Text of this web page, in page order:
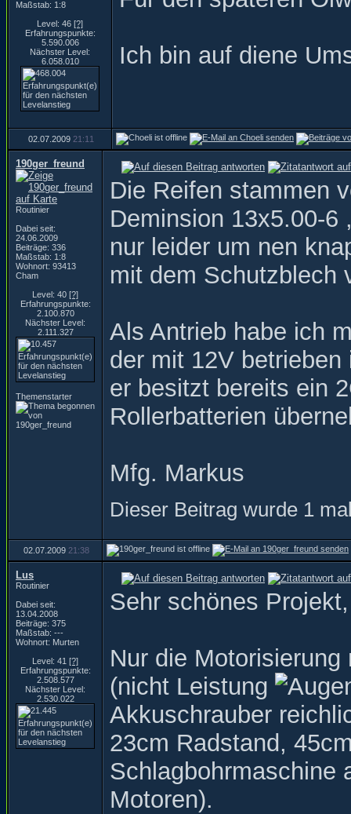
Maßstab: 1:8
Level: 46 [?]
Erfahrungspunkte:
5.590.006
Nächster Level:
6.058.010
Ich bin auf diene
02.07.2009 21:11
190ger_freund
Routinier
Dabei seit:
24.06.2009
Beiträge: 336
Maßstab: 1:8
Wohnort: 93413
Cham
Level: 40 [?]
Erfahrungspunkte:
2.100.870
Nächster Level:
2.111.327
Themenstarter
Die Reifen stammen
Deminsion 13x5.00-
nur leider um nen
mit dem Schutzblech
Als Antrieb habe ich
der mit 12V
er besitzt bereits ein
Rollerbatterien
Mfg. Markus
Dieser Beitrag wurde 1
02.07.2009 21:38
Lus
Routinier
Dabei seit:
13.04.2008
Beiträge: 375
Maßstab: ---
Wohnort: Murten
Level: 41 [?]
Erfahrungspunkte:
2.508.577
Nächster Level:
2.530.022
Sehr schönes
Nur die
(nicht Leistung
Akkuschrauber
23cm Radstand,
Schlagbohrmaschine
Motoren).